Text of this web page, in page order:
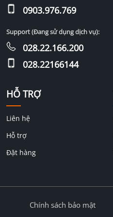
HỖ TRỢ
Liên hệ
Hỗ trợ
Đặt hàng
0903.976.769
Support (Đang sử dụng dịch vụ):
028.22.166.200
028.22166144
Chính sách bảo mật